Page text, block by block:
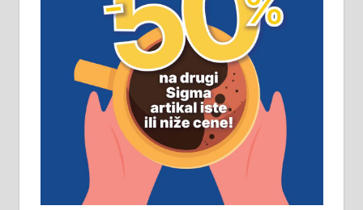
ПОСЛОВНИ ОГЛАСИ
Рудник и флотација Рудник
д.о.о. Рудник запошљава 20
помоћника рудара. Услови:
Основна школа, пожељно радно
искуство на истим и сличним
пословима, али не и неопходан
услов. Обезбеђен смештај,
превоз, исхрана. 032/57-41-122 –
локал 22